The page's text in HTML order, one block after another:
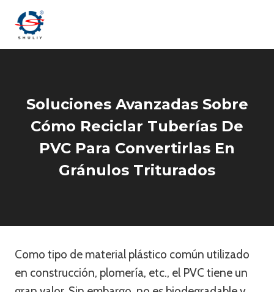
Saltar
Soluciones Avanzadas Sobre
Cómo Reciclar Tuberías De
PVC Para Convertirlas En
Gránulos Triturados
Como tipo de material plástico común utilizado
en construcción, plomería, etc., el PVC tiene un